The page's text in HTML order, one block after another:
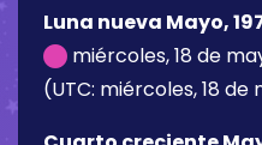
Luna nueva Mayo,
miércoles, 18 de
(UTC: miércoles, 18 de